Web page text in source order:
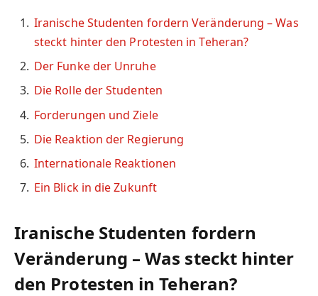
Iranische Studenten fordern Veränderung – Was
steckt hinter den Protesten in Teheran?
Der Funke der Unruhe
Die Rolle der Studenten
Forderungen und Ziele
Die Reaktion der Regierung
Internationale Reaktionen
Ein Blick in die Zukunft
Iranische Studenten fordern
Veränderung – Was steckt hinter
den Protesten in Teheran?